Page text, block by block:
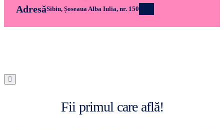
AdresăSibiu, Șoseaua Alba Iulia, nr. 150
Fii primul care află!